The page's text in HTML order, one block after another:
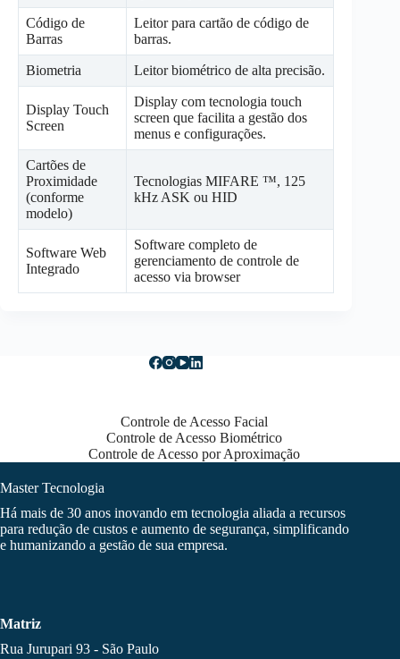
Código de
Barras
Leitor para cartão de código de
barras.
Biometria Leitor biométrico de alta precisão.
Display Touch
Screen
Display com tecnologia touch
screen que facilita a gestão dos
menus e configurações.
Cartões de
Proximidade
(conforme
modelo)
Tecnologias MIFARE ™, 125
kHz ASK ou HID
Software Web
Integrado
Software completo de
gerenciamento de controle de
acesso via browser
Controle de Acesso Facial
Controle de Acesso Biométrico
Controle de Acesso por Aproximação
Master Tecnologia
Há mais de 30 anos inovando em tecnologia aliada a recursos
para redução de custos e aumento de segurança, simplificando
e humanizando a gestão de sua empresa.
Matriz
Rua Jurupari 93 - São Paulo